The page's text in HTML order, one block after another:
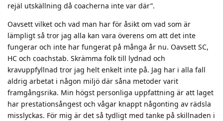
rejäl utskällning då coacherna inte var där”.
Oavsett vilket och vad man har för åsikt om vad som är
lämpligt så tror jag alla kan vara överens om att det inte
fungerar och inte har fungerat på många år nu. Oavsett SC,
HC och coachstab. Skrämma folk till lydnad och
kravuppfyllnad tror jag helt enkelt inte på. Jag har i alla fall
aldrig arbetat i någon miljö där såna metoder varit
framgångsrika. Min högst personliga uppfattning är att laget
har prestationsångest och vågar knappt någonting av rädsla
misslyckas. För mig är det så tydligt med tanke på skillnaden i